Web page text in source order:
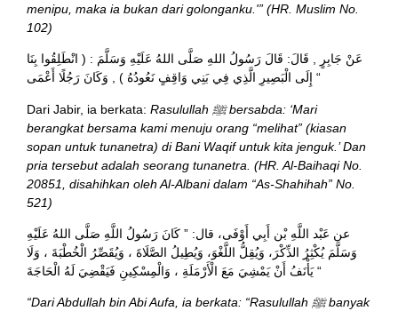
menipu, maka ia bukan dari golonganku.'” (HR. Muslim No.
102)
عَنْ جَابِرٍ , قَالَ: قَالَ رَسُولُ اللهِ صَلَّى اللهُ عَلَيْهِ وَسَلَّمَ : ( انْطَلِقُوا بِنَا
إِلَى الْبَصِيرِ الَّذِي فِي بَنِي وَاقِفٍ نَعُودُهُ ) , وَكَانَ رَجُلًا أَعْمَى “
Dari Jabir, ia berkata: Rasulullah ﷺ bersabda: ‘Mari
berangkat bersama kami menuju orang “melihat” (kiasan
sopan untuk tunanetra) di Bani Waqif untuk kita jenguk.’ Dan
pria tersebut adalah seorang tunanetra. (HR. Al-Baihaqi No.
20851, disahihkan oleh Al-Albani dalam “As-Shahihah” No.
521)
عن عَبْد اللَّهِ بْن أَبِي أَوْفَى، قال: ” كَانَ رَسُولُ اللَّهِ صَلَّى اللهُ عَلَيْهِ
وَسَلَّمَ يُكْثِرُ الذِّكْرَ، وَيُقِلُّ اللَّغْوَ، وَيُطِيلُ الصَّلَاةَ ، وَيُقَصِّرُ الْخُطْبَةَ ، وَلَا
يَأْنَفُ أَنْ يَمْشِيَ مَعَ الْأَرْمَلَةِ ، وَالْمِسْكِينِ فَيَقْضِيَ لَهُ الْحَاجَةَ “
“Dari Abdullah bin Abi Aufa, ia berkata: “Rasulullah ﷺ banyak